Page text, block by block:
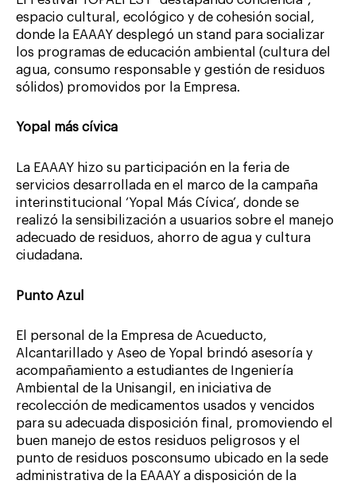
espacio cultural, ecológico y de cohesión social,
donde la EAAAY desplegó un stand para socializar
los programas de educación ambiental (cultura del
agua, consumo responsable y gestión de residuos
sólidos) promovidos por la Empresa.
Yopal más cívica
La EAAAY hizo su participación en la feria de
servicios desarrollada en el marco de la campaña
interinstitucional ‘Yopal Más Cívica’, donde se
realizó la sensibilización a usuarios sobre el manejo
adecuado de residuos, ahorro de agua y cultura
ciudadana.
Punto Azul
El personal de la Empresa de Acueducto,
Alcantarillado y Aseo de Yopal brindó asesoría y
acompañamiento a estudiantes de Ingeniería
Ambiental de la Unisangil, en iniciativa de
recolección de medicamentos usados y vencidos
para su adecuada disposición final, promoviendo el
buen manejo de estos residuos peligrosos y el
punto de residuos posconsumo ubicado en la sede
administrativa de la EAAAY a disposición de la